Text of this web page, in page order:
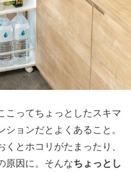
こってちょっとしたスキマ
ョンだとよくあること。
とホコリがたまったり、
原因に。そんなちょっとし